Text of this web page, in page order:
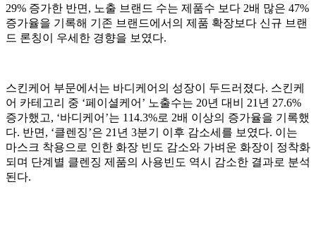
29% 증가한 반면, 노출 브랜드 수는 제품수 보다 2배 많은 47%
증가율을 기록해 기존 브랜드에서의 제품 확장보다 신규 브랜
드 론칭이 우세한 경향을 보였다.
스킨케어 부문에서는 바디케어의 성장이 두드러졌다. 스킨케
어 카테고리 중 ‘페이셜케어’ 노출수는 20년 대비 21년 27.6%
증가했고, ‘바디케어’는 114.3%로 2배 이상의 증가율을 기록했
다. 반면, ‘클렌징’은 21년 3분기 이후 감소세를 보였다. 이는
마스크 착용으로 인한 화장 빈도 감소와 가벼운 화장이 정착화
되며 단계별 클렌징 제품의 사용빈도 역시 감소한 결과로 분석
된다.